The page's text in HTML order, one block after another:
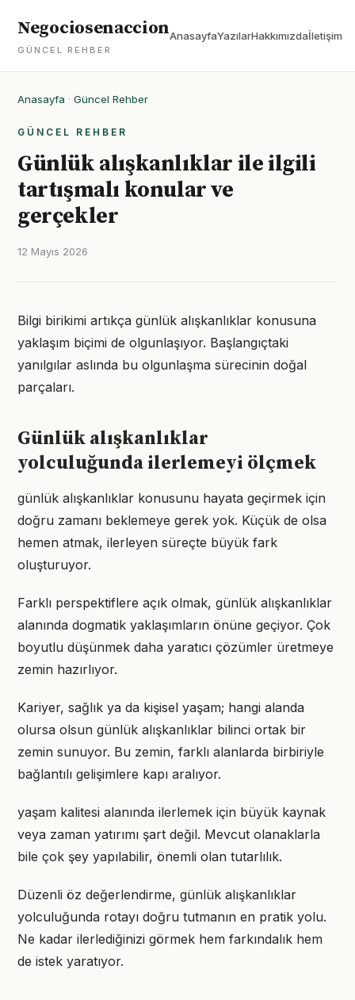
Negociosenaccion
GÜNCEL REHBER
AnasayfaYazılarHakkımızdaİletişim
Anasayfa · Güncel Rehber
GÜNCEL REHBER
Günlük alışkanlıklar ile ilgili
tartışmalı konular ve
gerçekler
12 Mayıs 2026
Bilgi birikimi artıkça günlük alışkanlıklar konusuna
yaklaşım biçimi de olgunlaşıyor. Başlangıçtaki
yanılgılar aslında bu olgunlaşma sürecinin doğal
parçaları.
Günlük alışkanlıklar
yolculuğunda ilerlemeyi ölçmek
günlük alışkanlıklar konusunu hayata geçirmek için
doğru zamanı beklemeye gerek yok. Küçük de olsa
hemen atmak, ilerleyen süreçte büyük fark
oluşturuyor.
Farklı perspektiflere açık olmak, günlük alışkanlıklar
alanında dogmatik yaklaşımların önüne geçiyor. Çok
boyutlu düşünmek daha yaratıcı çözümler üretmeye
zemin hazırlıyor.
Kariyer, sağlık ya da kişisel yaşam; hangi alanda
olursa olsun günlük alışkanlıklar bilinci ortak bir
zemin sunuyor. Bu zemin, farklı alanlarda birbiriyle
bağlantılı gelişimlere kapı aralıyor.
yaşam kalitesi alanında ilerlemek için büyük kaynak
veya zaman yatırımı şart değil. Mevcut olanaklarla
bile çok şey yapılabilir, önemli olan tutarlılık.
Düzenli öz değerlendirme, günlük alışkanlıklar
yolculuğunda rotayı doğru tutmanın en pratik yolu.
Ne kadar ilerlediğinizi görmek hem farkındalık hem
de istek yaratıyor.